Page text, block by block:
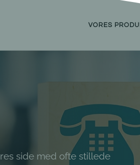
VORES
side med ofte stillede